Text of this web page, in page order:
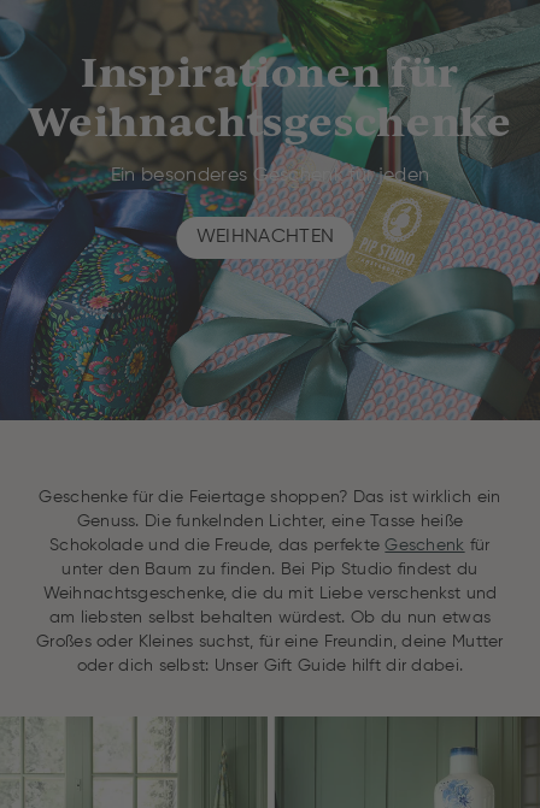
Inspirationen für
Weihnachtsgeschenke
Ein besonderes Geschenk für jeden
WEIHNACHTEN
Geschenke für die Feiertage shoppen? Das ist wirklich ein
Genuss. Die funkelnden Lichter, eine Tasse heiße
Schokolade und die Freude, das perfekteGeschenk für
unter den Baum zu finden. Bei Pip Studio findest du
Weihnachtsgeschenke, die du mit Liebe verschenkst und
am liebsten selbst behalten würdest. Ob du nun etwas
Großes oder Kleines suchst, für eine Freundin, deine Mutter
oder dich selbst: Unser Gift Guide hilft dir dabei.